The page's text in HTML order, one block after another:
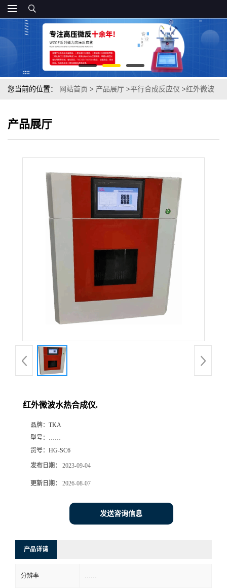
您当前的位置： 网站首页 > 产品展厅 >平行合成反应仪 >红外微波
产品展厅
红外微波水热合成仪.
品牌： TKA
型号：
货号： HG-SC6
发布日期： 2023-09-04
更新日期： 2026-08-07
发送咨询信息
产品详请
分辨率